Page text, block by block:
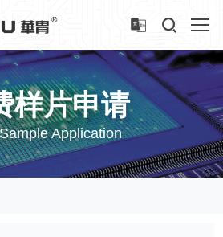
样片申请
Application